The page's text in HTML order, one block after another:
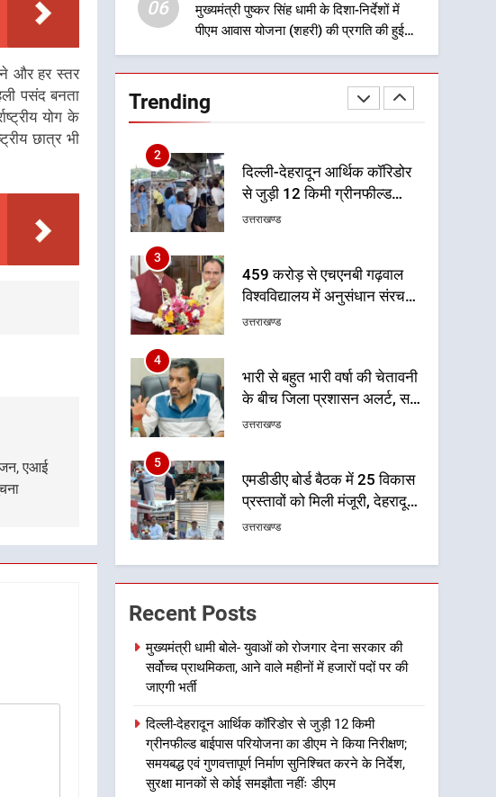
और हर स्तर
पसंद बनता
योग के
छात्र भी
एआई
06
मुख्यमंत्री पुष्कर सिंह धामी के दिशा-निर्देशों में
पीएम आवास योजना (शहरी) की प्रगति की हुई
समीक्षा
Trending
उत्तराखण्ड
1
मुख्यमंत्री धामी बोले- युवाओं को
रोजगार देना सरकार की सर्वोच्च
प्राथमिकता, आने वाले महीनों में
2
दिल्ली-देहरादून आर्थिक कॉरिडोर
से जुड़ी 12 किमी ग्रीनफील्ड
बाईपास परियोजना का डीएम ने
के निर्देश, सुरक्षा मानकों से कोई
समझौता नहींः डीएम
उत्तराखण्ड
3
459 करोड़ से एचएनबी गढ़वाल
विश्वविद्यालय में अनुसंधान संरचना
होगी सुदृढ
उत्तराखण्ड
4
भारी से बहुत भारी वर्षा की चेतावनी
के बीच जिला प्रशासन अलर्ट, सभी
विभागों को हाई अलर्ट पर रहने के
उत्तराखण्ड
5
एमडीडीए बोर्ड बैठक में 25 विकास
प्रस्तावों को मिली मंजूरी, देहरादून-
मसूरी के नियोजित विकास को
उत्तराखण्ड
6
मुख्यमंत्री पुष्कर सिंह धामी के
दिशा-निर्देशों में पीएम आवास
योजना (शहरी) की प्रगति की हुई
समीक्षा
7
हरिद्वार से किया गिरफ्तार
उत्तराखण्ड
8
भारी बारिश का अलर्ट! 6 अगस्त
Recent Posts
मुख्यमंत्री धामी बोले- युवाओं को रोजगार देना सरकार की
सर्वोच्च प्राथमिकता, आने वाले महीनों में हजारों पदों पर की
जाएगी भर्ती
दिल्ली-देहरादून आर्थिक कॉरिडोर से जुड़ी 12 किमी
ग्रीनफील्ड बाईपास परियोजना का डीएम ने किया निरीक्षण;
समयबद्ध एवं गुणवत्तापूर्ण निर्माण सुनिश्चित करने के निर्देश,
सुरक्षा मानकों से कोई समझौता नहींः डीएम